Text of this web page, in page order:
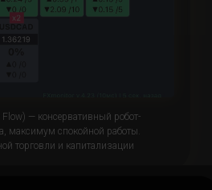
— консервативный робот-
максимум спокойной работы.
торговли и капитализации